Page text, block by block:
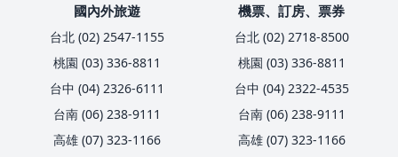
國內外旅遊
台北 (02) 2547-1155
桃園 (03) 336-8811
台中 (04) 2326-6111
台南 (06) 238-9111
高雄 (07) 323-1166
機票、訂房、票券
台北 (02) 2718-8500
桃園 (03) 336-8811
台中 (04) 2322-4535
台南 (06) 238-9111
高雄 (07) 323-1166